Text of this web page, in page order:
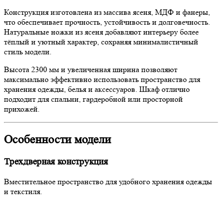
Конструкция изготовлена из массива ясеня, МДФ и фанеры,
что обеспечивает прочность, устойчивость и долговечность.
Натуральные ножки из ясеня добавляют интерьеру более
тёплый и уютный характер, сохраняя минималистичный
стиль модели.
Высота 2300 мм и увеличенная ширина позволяют
максимально эффективно использовать пространство для
хранения одежды, белья и аксессуаров. Шкаф отлично
подходит для спальни, гардеробной или просторной
прихожей.
Особенности модели
Трехдверная конструкция
Вместительное пространство для удобного хранения одежды
и текстиля.